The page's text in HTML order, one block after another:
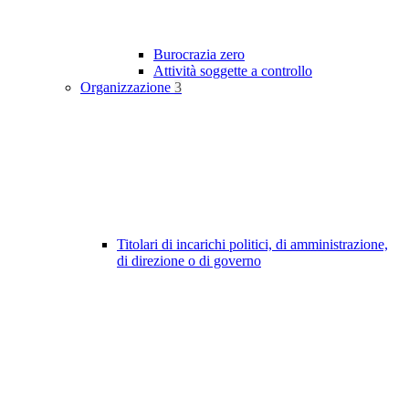
Burocrazia zero
Attività soggette a controllo
Organizzazione 3
Titolari di incarichi politici, di amministrazione,
di direzione o di governo